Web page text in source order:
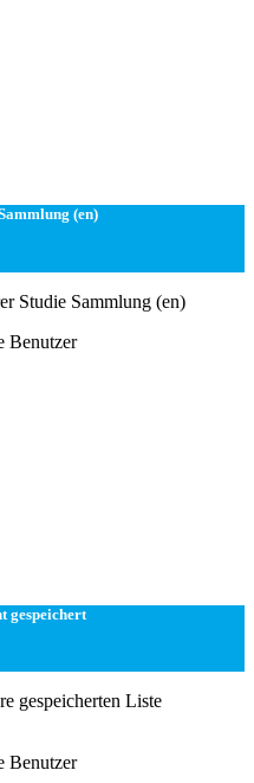
(en)
Studie Sammlung (en)
Benutzer
gespeichert
gespeicherten Liste
Benutzer